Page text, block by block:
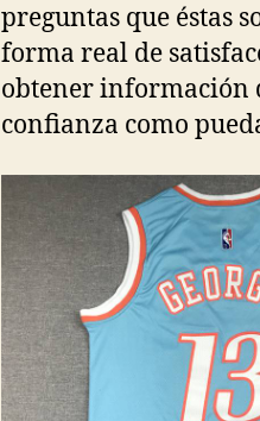
preguntas que éstas
forma real de
obtener información
confianza como